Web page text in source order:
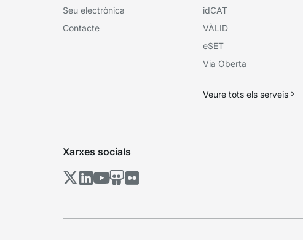
Seu electrònica
Contacte
idCAT
VÀLID
eSET
Via Oberta
Veure tots els serveis
Xarxes socials